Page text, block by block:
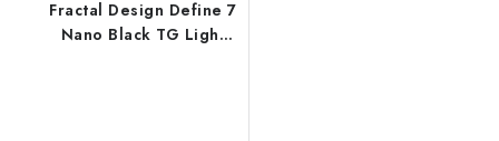
Fractal Design Define 7
Nano Black TG Light